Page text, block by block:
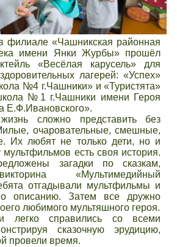
филиале «Чашникская районная
имени Янки Журбы» прошёл
«Весёлая карусель» для
лагерей: «Успех»
№4 г.Чашники» и «Туристята»
№1 г.Чашники имени Героя
Е.Ф.Ивановского».
сложно представить без
очаровательные, смешные,
Их любят не только дети, но и
есть своя история.
загадки по сказкам,
«Мультимедийный
отгадывали мультфильмы и
описанию. Затем все дружно
любимого мультяшного героя.
легко справились со всеми
сказочную эрудицию,
провели время.